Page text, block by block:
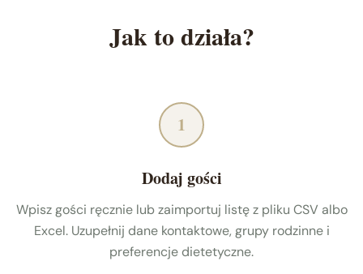
Jak to działa?
1
Dodaj gości
Wpisz gości ręcznie lub zaimportuj listę z pliku CSV albo
Excel. Uzupełnij dane kontaktowe, grupy rodzinne i
preferencje dietetyczne.